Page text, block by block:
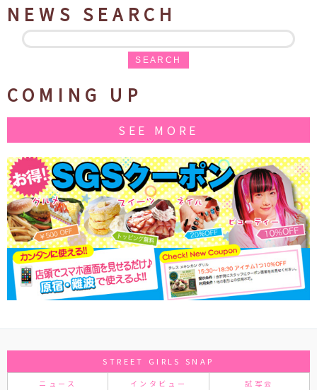
NEWS SEARCH
SEARCH
COMING UP
SEE MORE
STREET GIRLS SNAP
ニュース インタビュー 試写会